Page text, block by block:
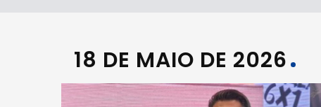
18 DE MAIO DE 2026